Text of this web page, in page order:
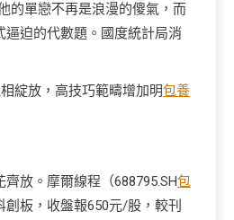
的單戀不再是浪漫的傻氣，而
逼迫的代數題。國度統計局消
綻放，高技巧範疇增加明包養
齊放。摩爾線程（688795.SH包
創板，收盤報650元/股，較刊